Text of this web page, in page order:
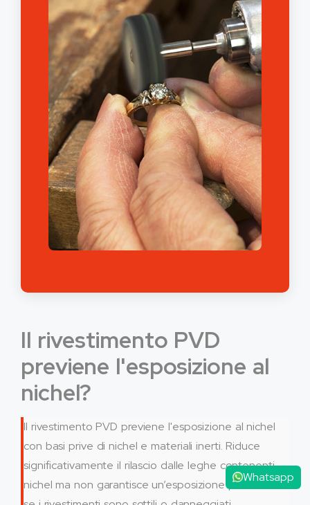
Il rivestimento PVD
previene l'esposizione al
nichel?
Il rivestimento PVD previene l'esposizione al nichel
con basi prive di nichel e materiali inerti. Riduce
significativamente il rilascio dalle leghe contenenti
nichel ma non garantisce un’esposizione pari a zero
Whatsapp